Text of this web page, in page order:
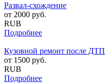
Развал-схождение
от 2000 руб.
RUB
Подробнее
Кузовной ремонт после ДТП
от 1500 руб.
RUB
Подробнее